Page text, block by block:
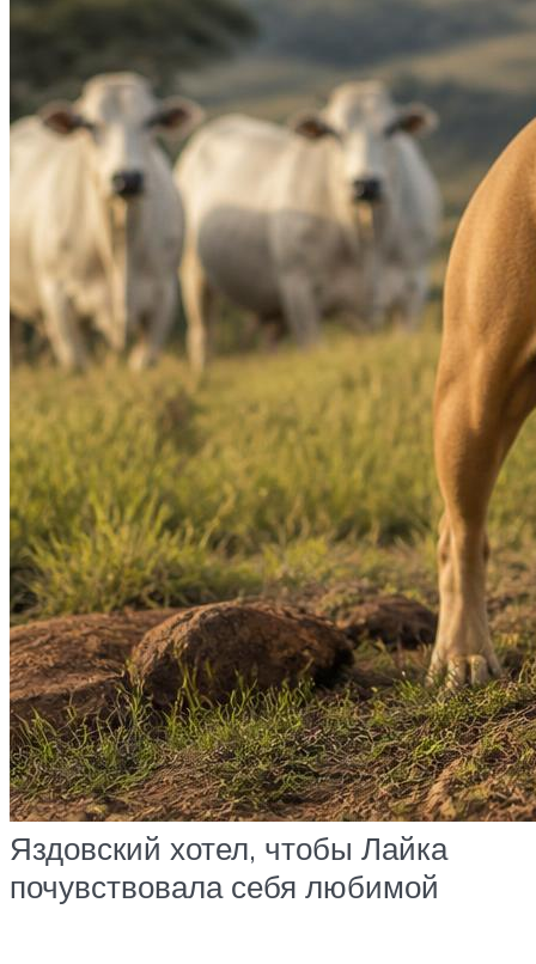
Яздовский хотел, чтобы Лайка
почувствовала себя любимой